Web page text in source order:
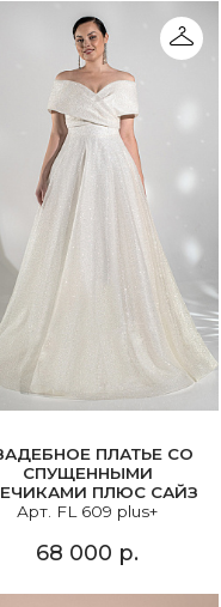
ПЛАТЬЕ СО
СПУЩЕННЫМИ
ПЛЮС САЙЗ
Арт. FL 609 plus+
68 000 р.